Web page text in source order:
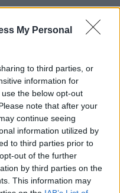
My Personal
to third parties, or
information for
the below opt-out
note that after your
continue seeing
information utilized by
to third parties prior to
out of the further
by third parties on the
This information may